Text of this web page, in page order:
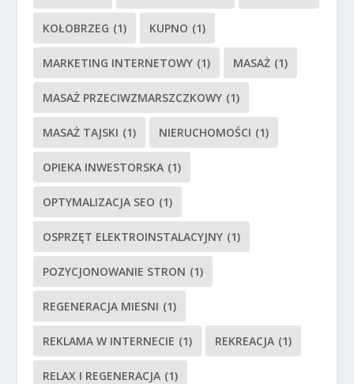
KOŁOBRZEG (1) KUPNO (1)
MARKETING INTERNETOWY (1) MASAŻ (1)
MASAŻ PRZECIWZMARSZCZKOWY (1)
MASAŻ TAJSKI (1) NIERUCHOMOŚCI (1)
OPIEKA INWESTORSKA (1)
OPTYMALIZACJA SEO (1)
OSPRZĘT ELEKTROINSTALACYJNY (1)
POZYCJONOWANIE STRON (1)
REGENERACJA MIESNI (1)
REKLAMA W INTERNECIE (1) REKREACJA (1)
RELAX I REGENERACJA (1)